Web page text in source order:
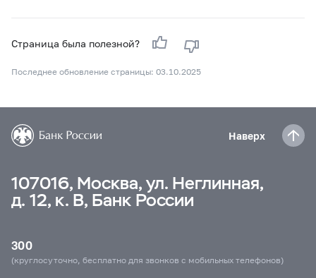
Страница была полезной?
Последнее обновление страницы: 03.10.2025
Наверх
107016, Москва, ул. Неглинная,
д. 12, к. В, Банк России
300
(круглосуточно, бесплатно для звонков с мобильных телефонов)